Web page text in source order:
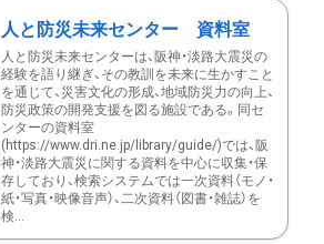
人と防災未来センター 資料室
人と防災未来センターは、阪神・淡路大震災の
経験を語り継ぎ、その教訓を未来に生かすこと
を通じて、災害文化の形成、地域防災力の向上、
防災政策の開発支援を図る施設である。同セ
ンターの資料室
(https://www.dri.ne.jp/library/guide/)では、阪
神・淡路大震災に関する資料を中心に収集・保
存しており、検索システムでは一次資料（モノ・
紙・写真・映像音声）、二次資料（図書・雑誌）を
検...